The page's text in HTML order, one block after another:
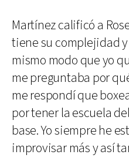
Martínez calificó a
tiene su complejidad
mismo modo que yo
me preguntaba por
me respondí que
por tener la escuela
base. Yo siempre he
improvisar más y así